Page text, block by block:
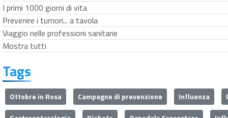
I primi 1000 giorni di vita
Prevenire i tumori... a tavola
Viaggio nelle professioni sanitarie
Mostra tutti
Tags
Ottobre in Rosa Campagne di prevenzione Influenza